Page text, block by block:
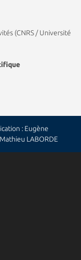
(CNRS / Université
: Eugène
LABORDE